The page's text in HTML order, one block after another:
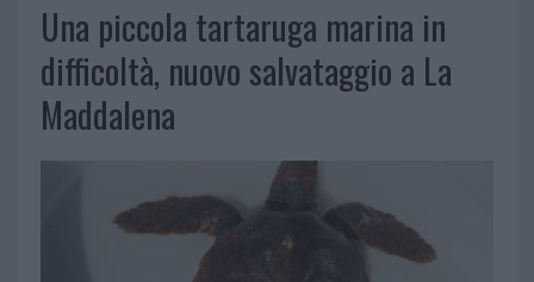
Una piccola tartaruga marina in
difficoltà, nuovo salvataggio a La
Maddalena